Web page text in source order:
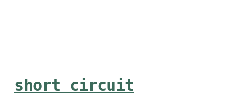
short circuit